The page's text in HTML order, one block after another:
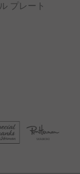
プレート